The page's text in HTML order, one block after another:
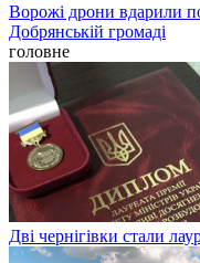
Ворожі дрони вдарили
Добрянській громаді
головне
Дві чернігівки стали